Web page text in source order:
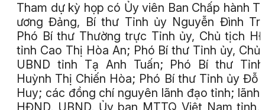
Tham dự kỳ họp có Ủy viên Ban Chấp hành
ương Đảng, Bí thư Tỉnh ủy Nguyễn Đình
Phó Bí thư Thường trực Tỉnh ủy, Chủ tịch
tỉnh Cao Thị Hòa An; Phó Bí thư Tỉnh ủy, Chủ
UBND tỉnh Tạ Anh Tuấn; Phó Bí thư
Huỳnh Thị Chiến Hòa; Phó Bí thư Tỉnh ủy Đỗ
Huy; các đồng chí nguyên lãnh đạo tỉnh; lãnh